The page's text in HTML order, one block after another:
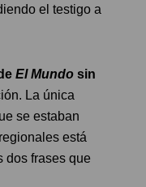
el testigo a
El Mundo sin
La única
se estaban
está
dos frases que